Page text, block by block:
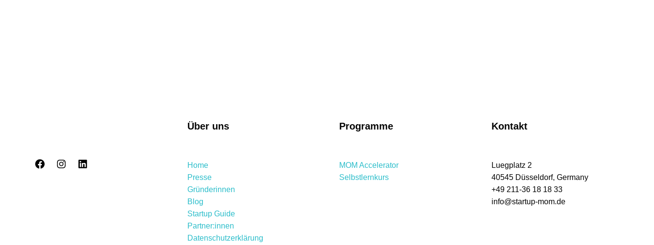
Über uns
Home
Presse
Gründerinnen
Blog
Startup Guide
Partner:innen
Datenschutzerklärung
Programme
MOM Accelerator
Selbstlernkurs
Kontakt
Luegplatz 2
40545 Düsseldorf, Germany
+49 211-36 18 18 33
info@startup-mom.de